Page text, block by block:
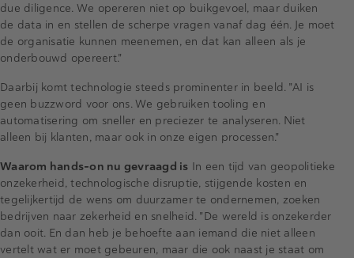
due diligence. We opereren niet op buikgevoel, maar duiken
de data in en stellen de scherpe vragen vanaf dag één. Je moet
de organisatie kunnen meenemen, en dat kan alleen als je
onderbouwd opereert."
Daarbij komt technologie steeds prominenter in beeld. "AI is
geen buzzword voor ons. We gebruiken tooling en
automatisering om sneller en preciezer te analyseren. Niet
alleen bij klanten, maar ook in onze eigen processen."
Waarom hands-on nu gevraagd is In een tijd van geopolitieke
onzekerheid, technologische disruptie, stijgende kosten en
tegelijkertijd de wens om duurzamer te ondernemen, zoeken
bedrijven naar zekerheid en snelheid. "De wereld is onzekerder
dan ooit. En dan heb je behoefte aan iemand die niet alleen
vertelt wat er moet gebeuren, maar die ook naast je staat om